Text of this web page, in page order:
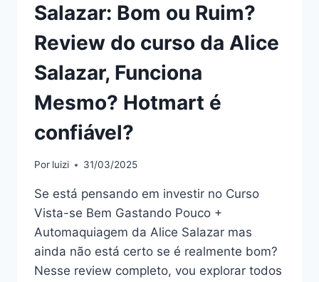
EBOOK
CINTIA
BRUNELLI,
FUNCIONA
MESMO?
HOTMART
É
CONFIÁVEL?
Salazar: Bom ou Ruim?
Review do curso da Alice
Salazar, Funciona
Mesmo? Hotmart é
confiável?
Por luizi 31/03/2025
Se está pensando em investir no Curso
Vista-se Bem Gastando Pouco +
Automaquiagem da Alice Salazar mas
ainda não está certo se é realmente bom?
Nesse review completo, vou explorar todos